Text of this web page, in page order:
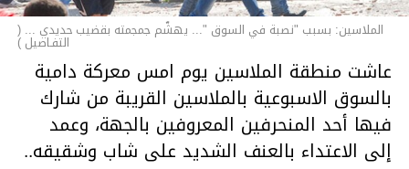
الملاسين: بسبب "نصبة في السوق "... يهشّم جمجمته بقضيب حديدي ... (
التفـاصيل )
عاشت منطقة الملاسين يوم امس معركة دامية
بالسوق الاسبوعية بالملاسين القريبة من شارك
فيها أحد المنحرفين المعروفين بالجهة، وعمد
إلى الاعتداء بالعنف الشديد على شاب وشقيقه..